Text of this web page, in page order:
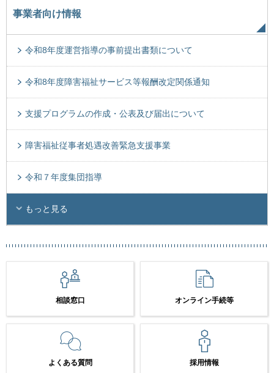
事業者向け情報
令和8年度運営指導の事前提出書類について
令和8年度障害福祉サービス等報酬改定関係通知
支援プログラムの作成・公表及び届出について
障害福祉従事者処遇改善緊急支援事業
令和７年度集団指導
もっと見る
相談窓口 オンライン手続等
よくある質問 採用情報